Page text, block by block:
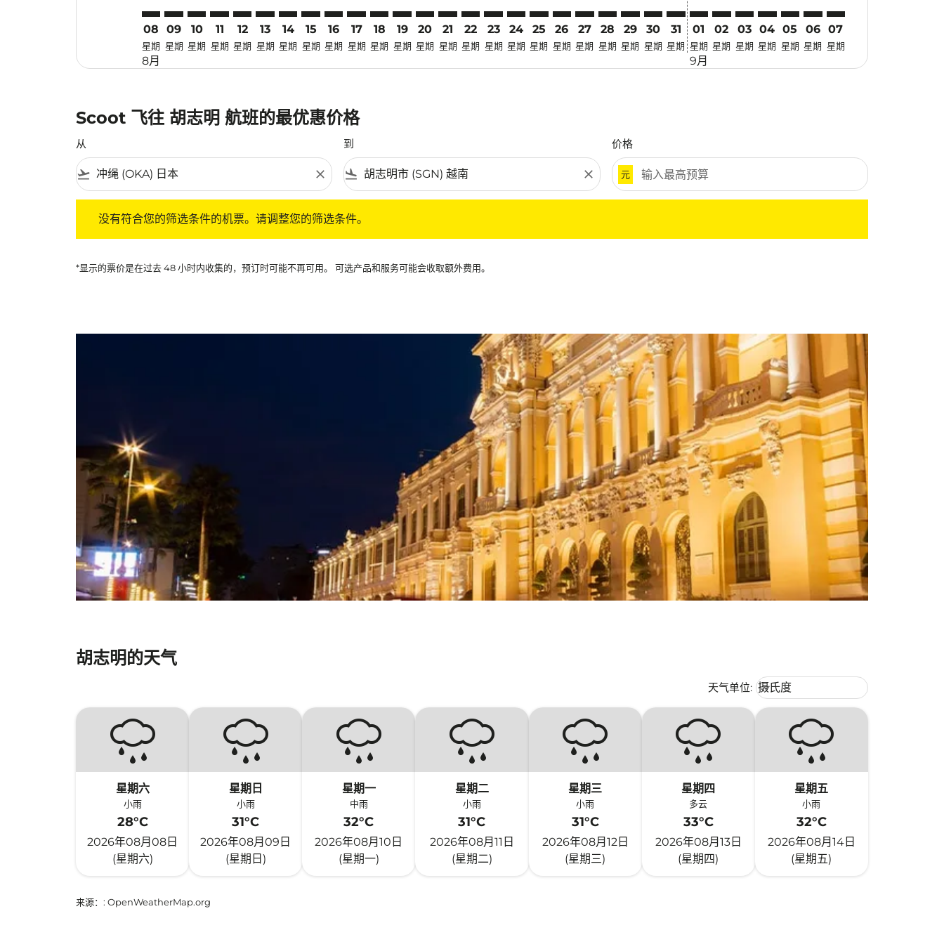
08
星期
8月
09
星期
10
星期
11
星期
12
星期
13
星期
14
星期
15
星期
16
星期
17
星期
18
星期
19
星期
20
星期
21
星期
22
星期
23
星期
24
星期
25
星期
26
星期
27
星期
28
星期
29
星期
30
星期
31
星期
01
星期
9月
02
星期
03
星期
04
星期
05
星期
06
星期
07
星期
Scoot 飞往 胡志明 航班的最优惠价格
从
flight_takeoff close
到
flight_land close
价格
元
没有符合您的筛选条件的机票。请调整您的筛选条件。
*显示的票价是在过去 48 小时内收集的，预订时可能不再可用。 可选产品和服务可能会收取额外费用。
胡志明的天气
天气单位: Weather unit option 摄氏度
摄氏度
keyboard_arrow_down
星期六
小雨
28°C
2026年08月08日
(星期六)
星期日
小雨
31°C
2026年08月09日
(星期日)
星期一
中雨
32°C
2026年08月10日
(星期一)
星期二
小雨
31°C
2026年08月11日
(星期二)
星期三
小雨
31°C
2026年08月12日
(星期三)
星期四
多云
33°C
2026年08月13日
(星期四)
星期五
小雨
32°C
2026年08月14日
(星期五)
来源： : OpenWeatherMap.org